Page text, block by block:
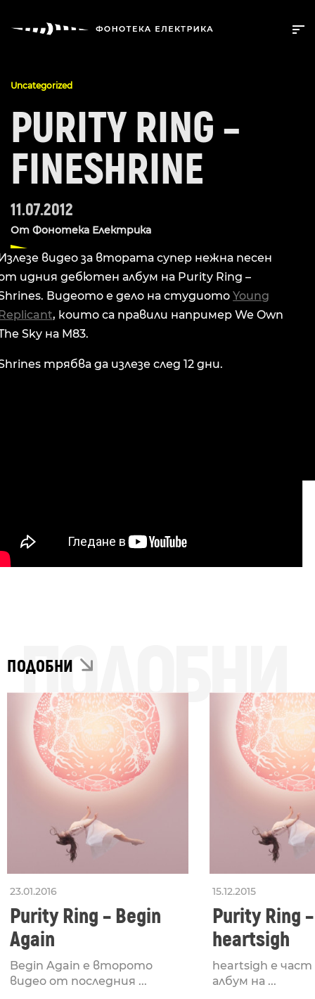
Uncategorized
PURITY RING –
FINESHRINE
11.07.2012
От Фонотека Електрика
видео за втората супер нежна песен
идния дебютен албум на Purity Ring –
Видеото е дело на студиотоYoung
, които са правили например We Own
Sky на M83.
трябва да излезе след 12 дни.
ПОДОБНИ
ПОДОБНИ
23.01.2016
Purity Ring – Begin
Again
Begin Again е второто
видео от последния ...
15.12.2015
Purity Ring –
heartsigh
heartsigh е
албум на ...